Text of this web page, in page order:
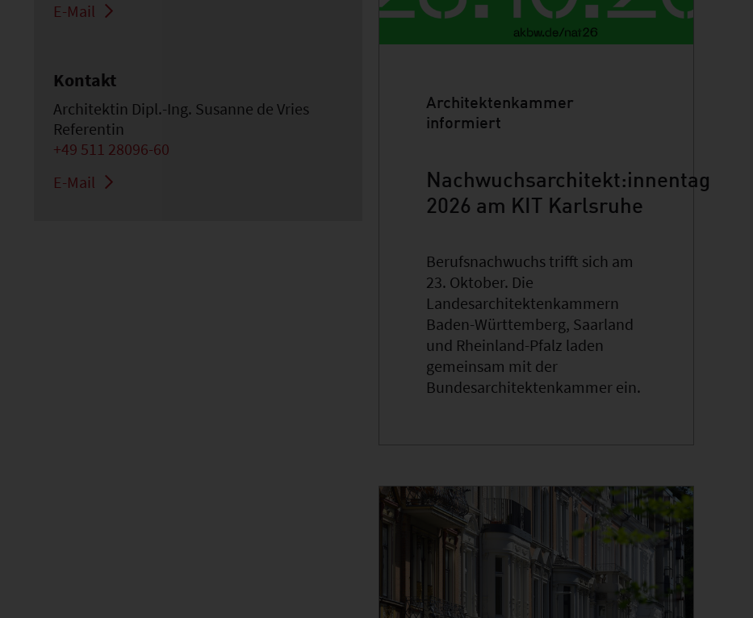
E-Mail
Kontakt
Architektin Dipl.-Ing. Susanne de Vries
Referentin
+49 511 28096-60
E-Mail
Architektenkammer
informiert
Nachwuchsarchitekt:innentag
2026 am KIT Karlsruhe
Berufsnachwuchs trifft sich am
23. Oktober. Die
Landesarchitektenkammern
Baden-Württemberg, Saarland
und Rheinland-Pfalz laden
gemeinsam mit der
Bundesarchitektenkammer ein.